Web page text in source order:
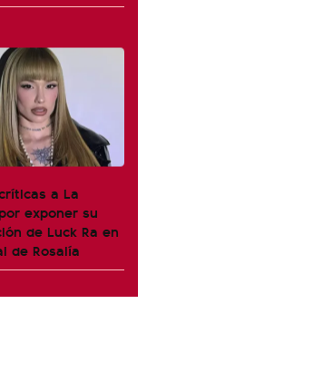
a La
exponer su
de Luck Ra en
de Rosalía